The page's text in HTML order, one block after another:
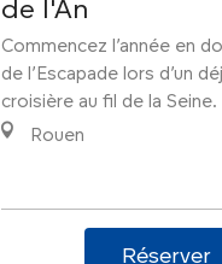
de l'An
Commencez l’année en
de l’Escapade lors d’un
croisière au fil de la Seine.
Rouen
Réserver